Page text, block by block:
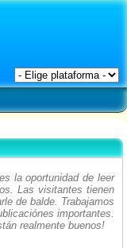
la oportunidad de leer
Las visitantes tienen
de balde. Trabajamos
importantes.
realmente buenos!